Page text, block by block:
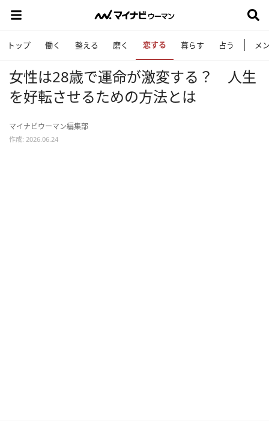
トップ 働く 整える 磨く 恋する 暮らす 占う メ
女性は28歳で運命が激変する？ 人生
を好転させるための方法とは
マイナビウーマン編集部
作成: 2026.06.24